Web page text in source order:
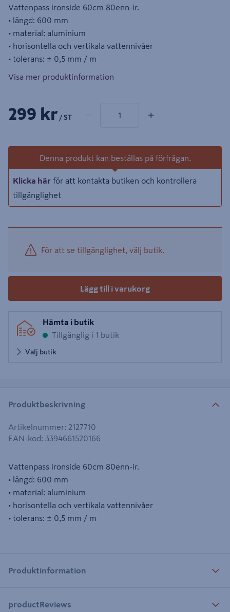
Vattenpass ironside 60cm 80enn-ir.
• längd: 600 mm
• material: aluminium
• horisontella och vertikala vattennivåer
• tolerans: ± 0,5 mm / m
Visa mer produktinformation
299 kr / ST − +
Denna produkt kan beställas på förfrågan.
Klicka här för att kontakta butiken och kontrollera
tillgänglighet
För att se tillgänglighet, välj butik.
Lägg till i varukorg
Hämta i butik
Tillgänglig i 1 butik
Välj butik
Produktbeskrivning
Artikelnummer: 2127710
EAN-kod: 3394661520166
Vattenpass ironside 60cm 80enn-ir.
• längd: 600 mm
• material: aluminium
• horisontella och vertikala vattennivåer
• tolerans: ± 0,5 mm / m
Produktinformation
productReviews